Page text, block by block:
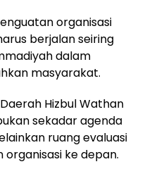
organisasi
berjalan seiring
dalam
masyarakat.
Hizbul Wathan
sekadar agenda
ruang evaluasi
ke depan.